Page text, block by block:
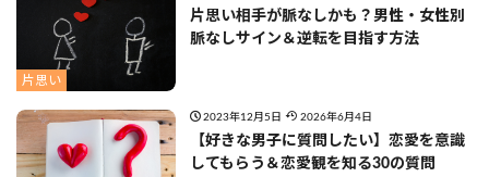
片思い
片思い相手が脈なしかも？男性・女性別
脈なしサイン＆逆転を目指す方法
2023年12月5日 2026年6月4日
【好きな男子に質問したい】恋愛を意識
してもらう＆恋愛観を知る30の質問